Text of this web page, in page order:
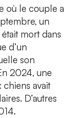
où le couple a
un
mort dans
d’un
son
2024, une
avait
D’autres